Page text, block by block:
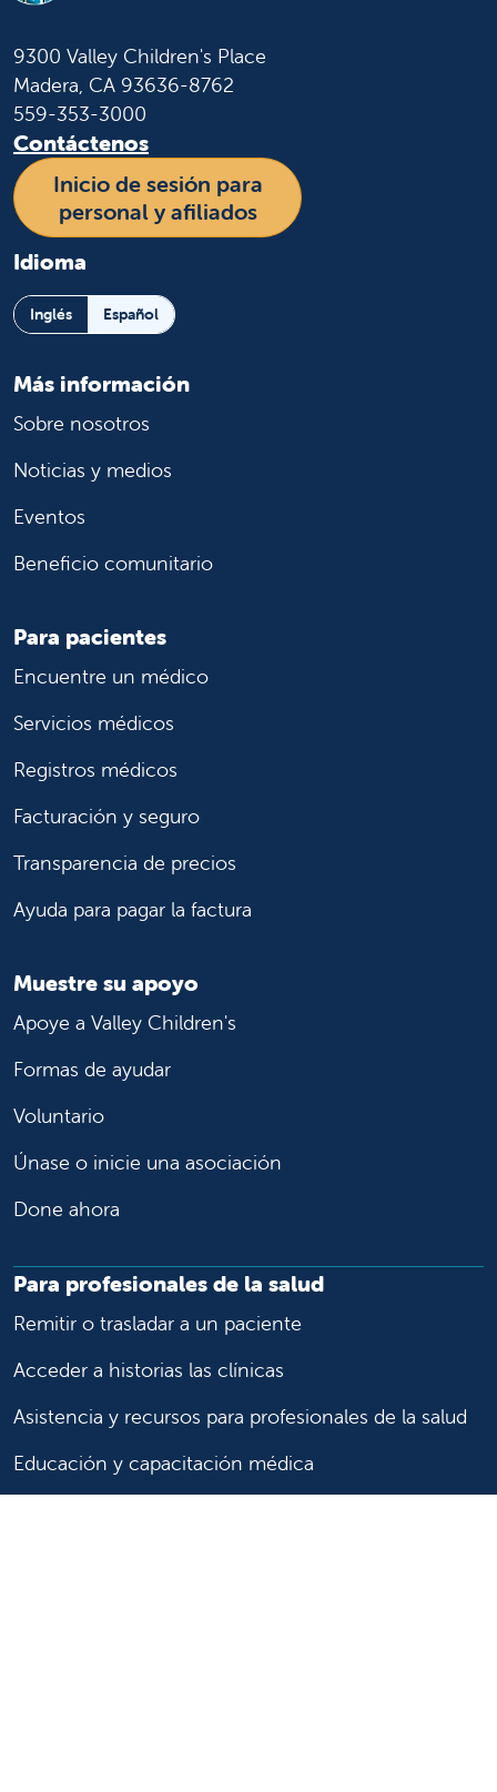
9300 Valley Children's Place
Madera, CA 93636-8762
559-353-3000
Contáctenos
Inicio de sesión para
personal y afiliados
Idioma
Inglés Español
Más información
Sobre nosotros
Noticias y medios
Eventos
Beneficio comunitario
Para pacientes
Encuentre un médico
Servicios médicos
Registros médicos
Facturación y seguro
Transparencia de precios
Ayuda para pagar la factura
Muestre su apoyo
Apoye a Valley Children's
Formas de ayudar
Voluntario
Únase o inicie una asociación
Done ahora
Para profesionales de la salud
Remitir o trasladar a un paciente
Acceder a historias las clínicas
Asistencia y recursos para profesionales de la salud
Educación y capacitación médica